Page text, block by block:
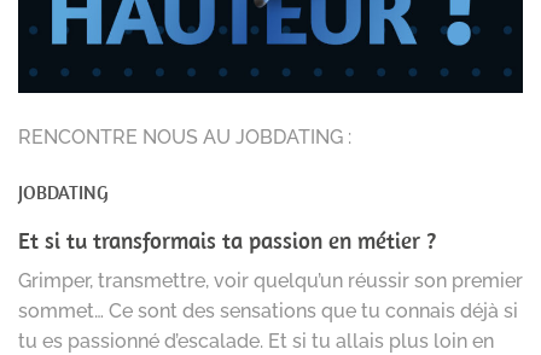
RENCONTRE NOUS AU JOBDATING :
JOBDATING
Et si tu transformais ta passion en métier ?
Grimper, transmettre, voir quelqu’un réussir son premier
sommet… Ce sont des sensations que tu connais déjà si
tu es passionné d’escalade. Et si tu allais plus loin en